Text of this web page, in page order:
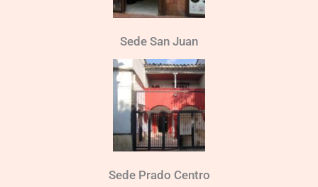
Sede San Juan
Sede Prado Centro